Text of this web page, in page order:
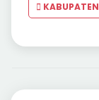
KABUPATEN